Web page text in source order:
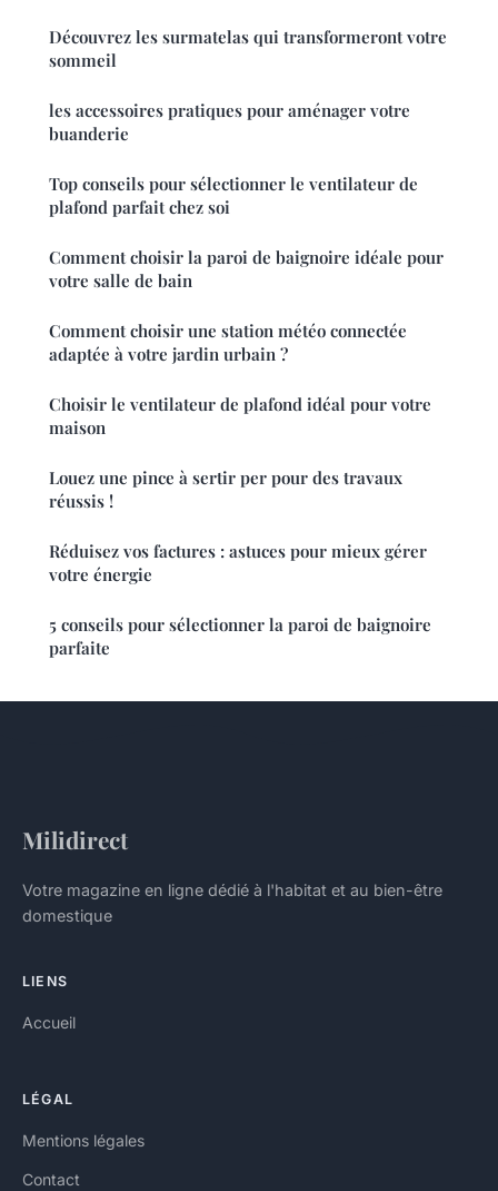
Découvrez les surmatelas qui transformeront votre
sommeil
les accessoires pratiques pour aménager votre
buanderie
Top conseils pour sélectionner le ventilateur de
plafond parfait chez soi
Comment choisir la paroi de baignoire idéale pour
votre salle de bain
Comment choisir une station météo connectée
adaptée à votre jardin urbain ?
Choisir le ventilateur de plafond idéal pour votre
maison
Louez une pince à sertir per pour des travaux
réussis !
Réduisez vos factures : astuces pour mieux gérer
votre énergie
5 conseils pour sélectionner la paroi de baignoire
parfaite
Milidirect
Votre magazine en ligne dédié à l'habitat et au bien-être
domestique
LIENS
Accueil
LÉGAL
Mentions légales
Contact